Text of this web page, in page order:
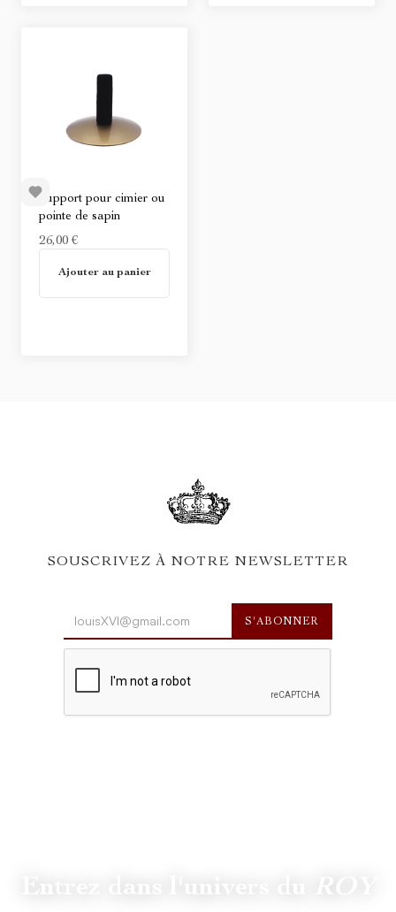
Support pour cimier ou
pointe de sapin
26,00 €
Ajouter au panier
SOUSCRIVEZ À NOTRE NEWSLETTER
ROY